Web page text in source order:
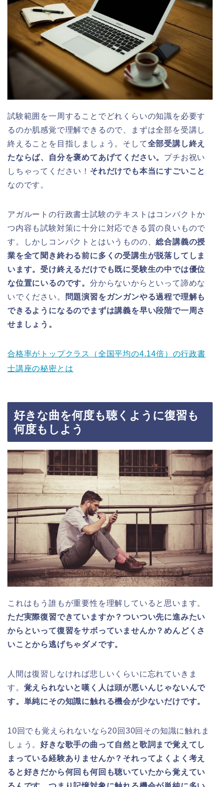
試験範囲を一周することでどれくらいの知識を必要す
るのか肌感覚で理解できるので、まずは全部を受講し
終えることを目指しましょう。そして全部受講し終え
たならば、自分を褒めてあげてください。 プチお祝い
しちゃってください！ それだけでも本当にすごいこと
なのです。
アガルートの行政書士試験のテキストはコンパクトか
つ内容も試験対策に十分に対応できる質の良いもので
す。しかしコンパクトとはいうものの、総合講義の授
業を全て聞き終わる前に多くの受講生が脱落してしま
います。受け終えるだけでも既に受験生の中では優位
な位置にいるのです。 分からないからといって諦めな
いでください。
問題演習をガンガンやる過程で理解も
できるようになるのでまずは講義を早い段階で一周さ
せましょう。
合格率がトップクラス（全国平均の4.14倍）の行政書
士講座の秘密とは
好きな曲を何度も聴くように復習も
何度もしよう
これはもう誰もが重要性を理解していると思います。
ただ実際復習できていますか？ついつい先に進みたい
からといって復習をサボっていませんか？めんどくさ
いことから逃げちゃダメです。
人間は復習しなければ悲しいくらいに忘れていきま
す。 覚えられないと嘆く人は頭が悪いんじゃないんで
す。単純にその知識に触れる機会が少ないだけです。
10回でも覚えられないなら20回30回その知識に触れま
しょう。好きな歌手の曲って自然と歌詞まで覚えてし
まっている経験ありませんか？それってよくよく考え
ると好きだから何回も何回も聴いていたから覚えてい